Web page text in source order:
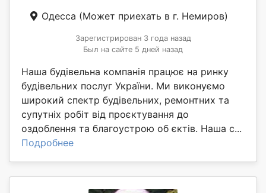
Одесса (Может приехать в г. Немиров)
Зарегистрирован 3 года назад
Был на сайте 5 дней назад
Наша будівельна компанія працює на ринку
будівельних послуг України. Ми виконуємо
широкий спектр будівельних, ремонтних та
супутніх робіт від проєктування до
оздоблення та благоустрою об єктів. Наша с...
Подробнее